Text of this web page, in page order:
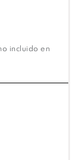
incluido en